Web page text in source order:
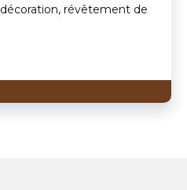
révêtement de